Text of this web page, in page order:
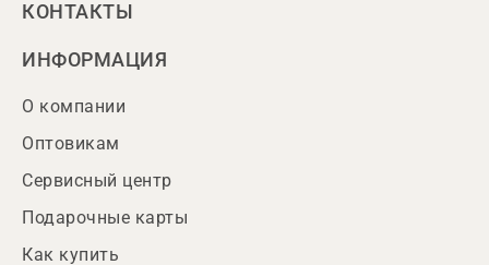
КОНТАКТЫ
ИНФОРМАЦИЯ
О компании
Оптовикам
Сервисный центр
Подарочные карты
Как купить